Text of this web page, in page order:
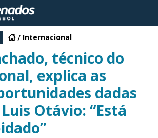
Internacional
técnico do
explica as
dadas
Otávio: “Está